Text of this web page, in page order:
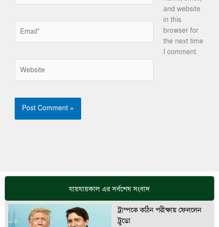
and website
in this
browser for
the next time
I comment.
যায়যায়কাল এর সর্বশেষ সংবাদ
ট্রাম্পকে কঠিন পরীক্ষায় ফেললেন
ট্রুডো